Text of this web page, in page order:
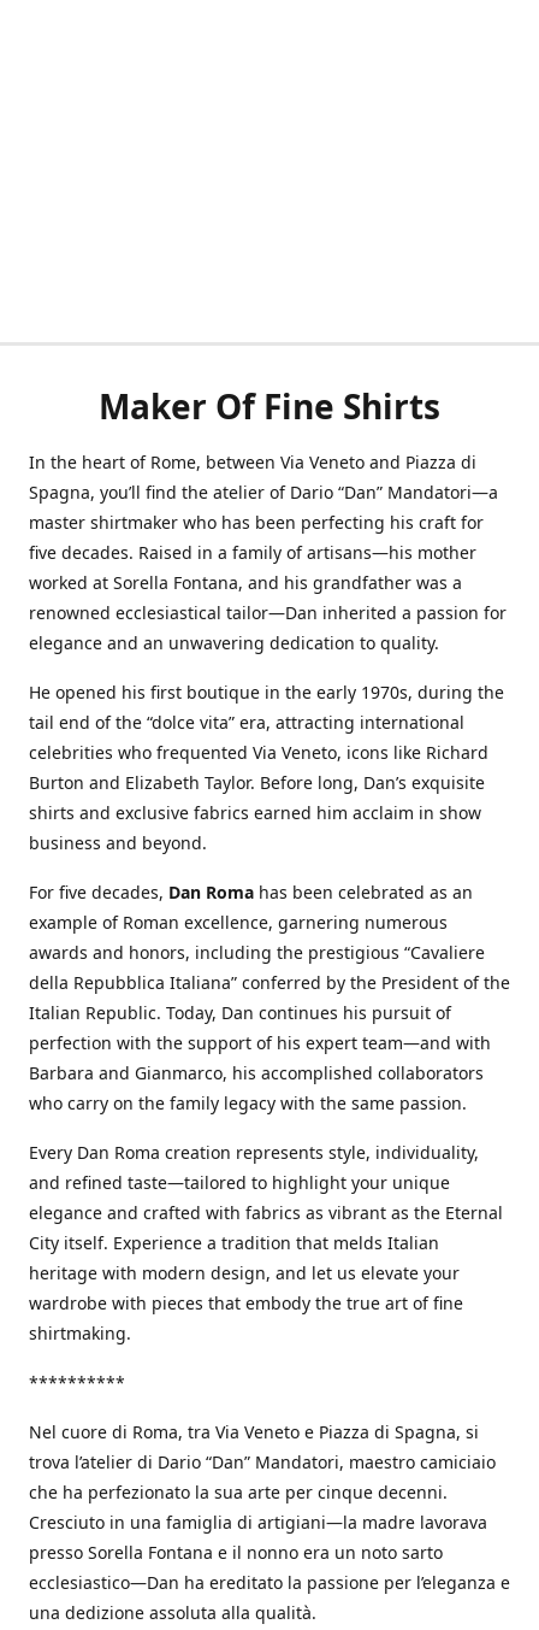
Maker Of Fine Shirts
In the heart of Rome, between Via Veneto and Piazza di
Spagna, you’ll find the atelier of Dario “Dan” Mandatori—a
master shirtmaker who has been perfecting his craft for
five decades. Raised in a family of artisans—his mother
worked at Sorella Fontana, and his grandfather was a
renowned ecclesiastical tailor—Dan inherited a passion for
elegance and an unwavering dedication to quality.
He opened his first boutique in the early 1970s, during the
tail end of the “dolce vita” era, attracting international
celebrities who frequented Via Veneto, icons like Richard
Burton and Elizabeth Taylor. Before long, Dan’s exquisite
shirts and exclusive fabrics earned him acclaim in show
business and beyond.
For five decades, Dan Roma has been celebrated as an
example of Roman excellence, garnering numerous
awards and honors, including the prestigious “Cavaliere
della Repubblica Italiana” conferred by the President of the
Italian Republic. Today, Dan continues his pursuit of
perfection with the support of his expert team—and with
Barbara and Gianmarco, his accomplished collaborators
who carry on the family legacy with the same passion.
Every Dan Roma creation represents style, individuality,
and refined taste—tailored to highlight your unique
elegance and crafted with fabrics as vibrant as the Eternal
City itself. Experience a tradition that melds Italian
heritage with modern design, and let us elevate your
wardrobe with pieces that embody the true art of fine
shirtmaking.
**********
Nel cuore di Roma, tra Via Veneto e Piazza di Spagna, si
trova l’atelier di Dario “Dan” Mandatori, maestro camiciaio
che ha perfezionato la sua arte per cinque decenni.
Cresciuto in una famiglia di artigiani—la madre lavorava
presso Sorella Fontana e il nonno era un noto sarto
ecclesiastico—Dan ha ereditato la passione per l’eleganza e
una dedizione assoluta alla qualità.